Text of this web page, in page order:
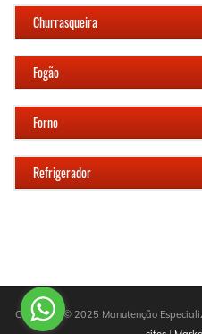
Churrasqueira
Fogão
Forno
Refrigerador
Copyright © 2025 Manutenção